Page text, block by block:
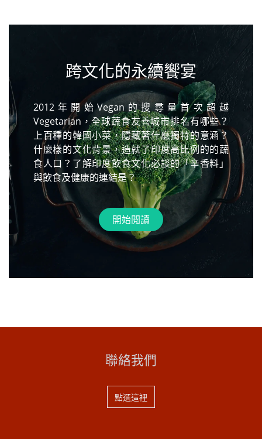
跨文化的永續饗宴
2012年開始Vegan的搜尋量首次超越
Vegetarian，全球蔬食友善城市排名有哪些？
上百種的韓國小菜，隱藏著什麼獨特的意涵？
什麼樣的文化背景，造就了印度高比例的的蔬
食人口？了解印度飲食文化必談的「辛香料」
與飲食及健康的連結是？
開始閱讀
聯絡我們
點選這裡